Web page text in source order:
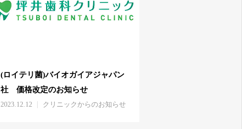
(ロイテリ菌)バイオガイアジャパン
社 価格改定のお知らせ
2023.12.12 クリニックからのお知らせ